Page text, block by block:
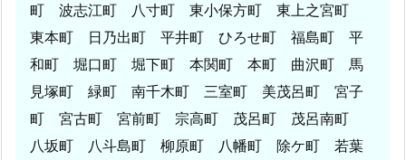
町 波志江町 八寸町 東小保方町 東上之宮町
東本町 日乃出町 平井町 ひろせ町 福島町 平
和町 堀口町 堀下町 本関町 本町 曲沢町 馬
見塚町 緑町 南千木町 三室町 美茂呂町 宮子
町 宮古町 宮前町 宗高町 茂呂町 茂呂南町
八坂町 八斗島町 柳原町 八幡町 除ケ町 若葉